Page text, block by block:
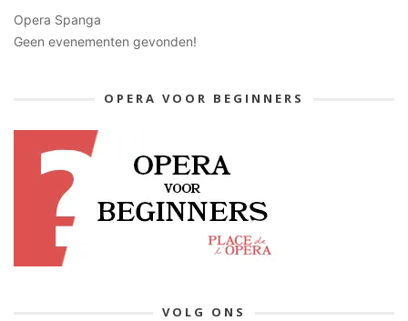
Opera Spanga
Geen evenementen gevonden!
OPERA VOOR BEGINNERS
VOLG ONS